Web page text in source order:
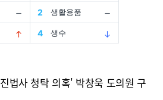
법사 청탁 의혹' 박창욱 도의원 구